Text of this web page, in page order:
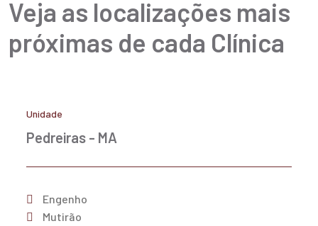
Veja as localizações mais
próximas de cada Clínica
Unidade
Pedreiras - MA
Engenho
Mutirão